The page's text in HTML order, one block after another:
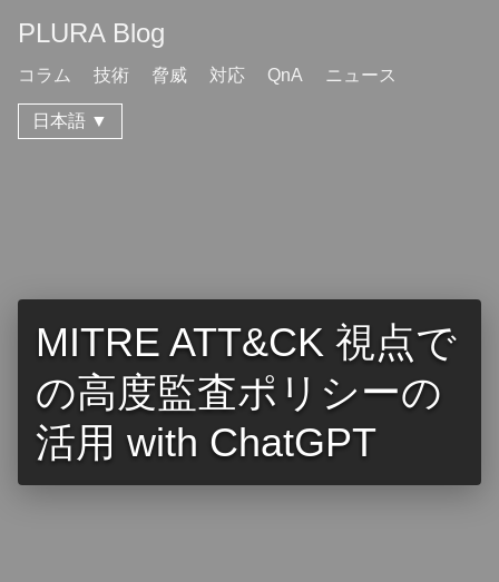
PLURA Blog
コラム 技術 脅威 対応 QnA ニュース
日本語 ▼
MITRE ATT&CK 視点で
の高度監査ポリシーの
活用 with ChatGPT